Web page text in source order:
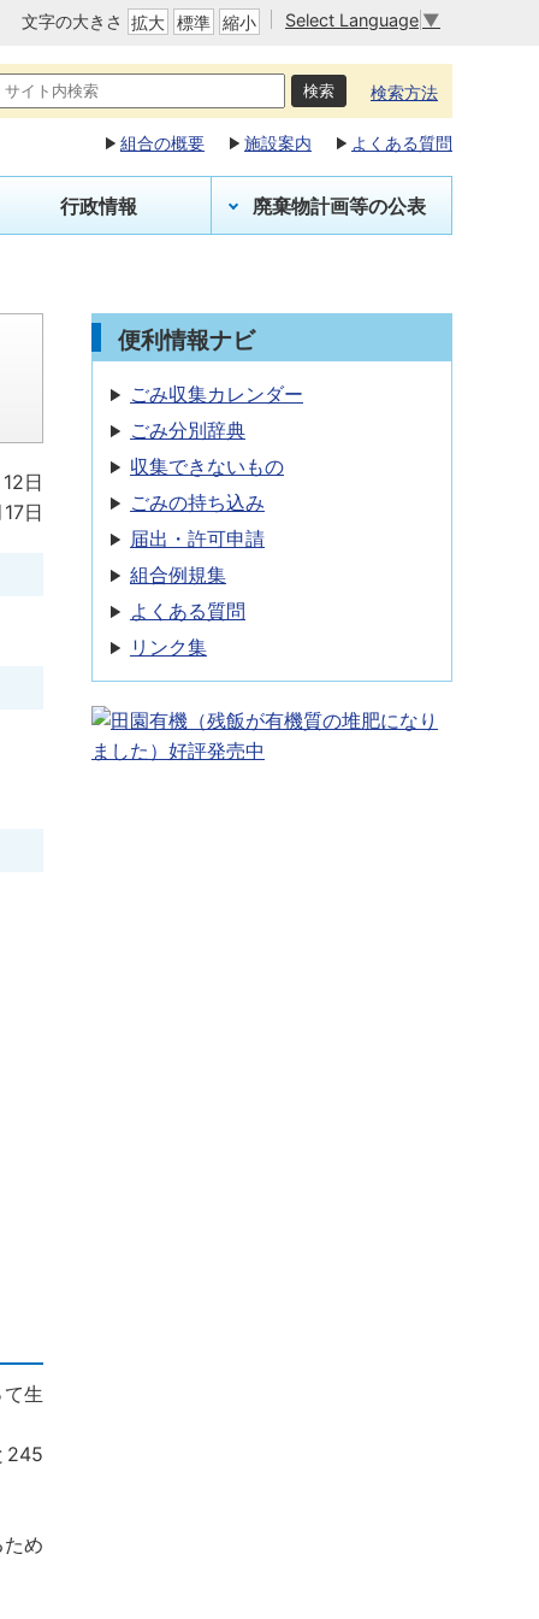
文字の大きさ 拡大 標準 縮小 Select Language ▼
検索方法
組合の概要 施設案内 よくある質問
行政情報 廃棄物計画等の公表
日
日
生
245
め
便利情報ナビ
ごみ収集カレンダー
ごみ分別辞典
収集できないもの
ごみの持ち込み
届出・許可申請
組合例規集
よくある質問
リンク集